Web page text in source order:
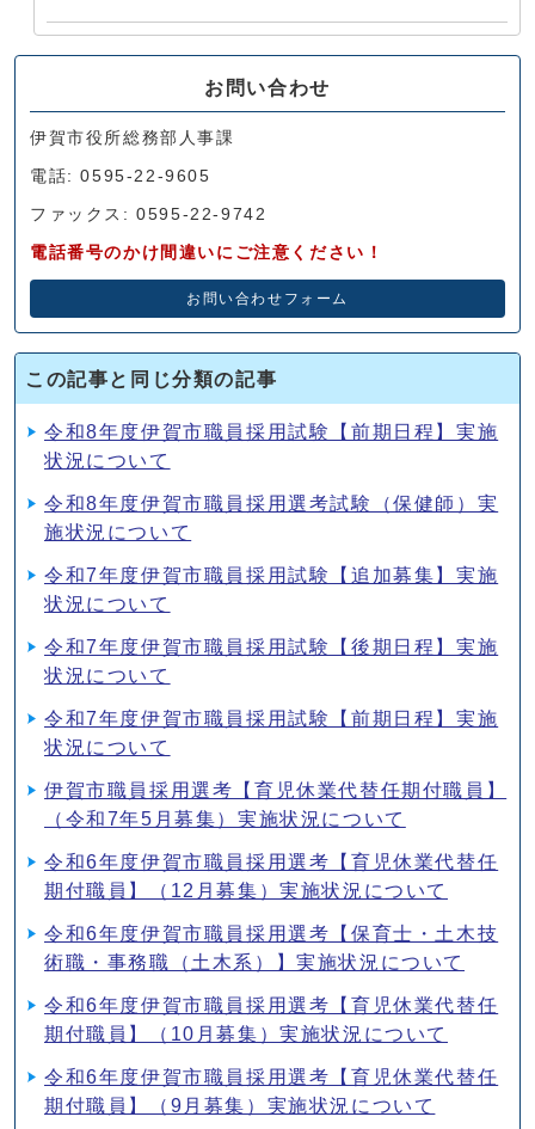
お問い合わせ
伊賀市役所総務部人事課
電話: 0595-22-9605
ファックス: 0595-22-9742
電話番号のかけ間違いにご注意ください！
お問い合わせフォーム
この記事と同じ分類の記事
令和8年度伊賀市職員採用試験【前期日程】実施
状況について
令和8年度伊賀市職員採用選考試験（保健師）実
施状況について
令和7年度伊賀市職員採用試験【追加募集】実施
状況について
令和7年度伊賀市職員採用試験【後期日程】実施
状況について
令和7年度伊賀市職員採用試験【前期日程】実施
状況について
伊賀市職員採用選考【育児休業代替任期付職員】
（令和7年5月募集）実施状況について
令和6年度伊賀市職員採用選考【育児休業代替任
期付職員】（12月募集）実施状況について
令和6年度伊賀市職員採用選考【保育士・土木技
術職・事務職（土木系）】実施状況について
令和6年度伊賀市職員採用選考【育児休業代替任
期付職員】（10月募集）実施状況について
令和6年度伊賀市職員採用選考【育児休業代替任
期付職員】（9月募集）実施状況について